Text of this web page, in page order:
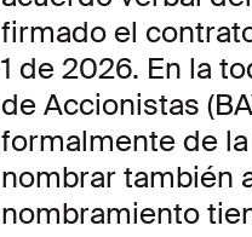
firmado el
1 de 2026. En la
de Accionistas
formalmente de
nombrar también
nombramiento